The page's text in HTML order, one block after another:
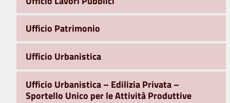
Ufficio Patrimonio
Ufficio Urbanistica
Ufficio Urbanistica – Edilizia Privata –
Sportello Unico per le Attività Produttive